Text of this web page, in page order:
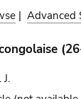
| Advanced
J.